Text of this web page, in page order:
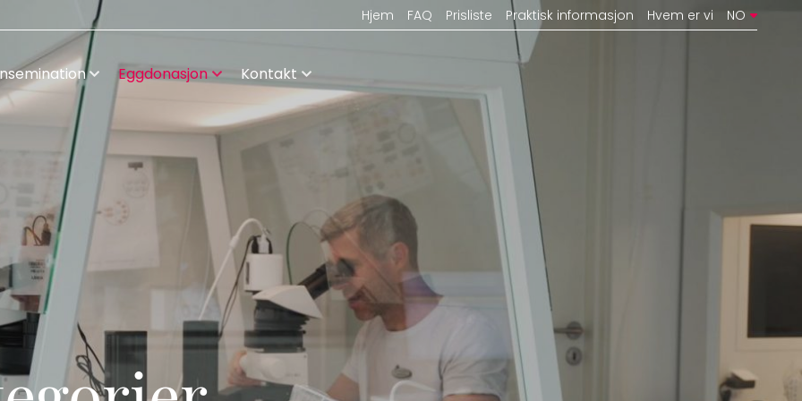
Hjem FAQ Prisliste Praktisk informasjon Hvem er vi NO
Eggdonasjon Kontakt